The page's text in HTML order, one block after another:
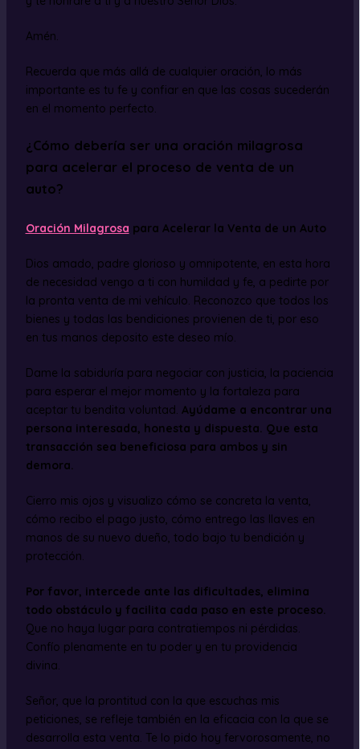
Amén.
Recuerda que más allá de cualquier oración, lo más
importante es tu fe y confiar en que las cosas sucederán
en el momento perfecto.
¿Cómo debería ser una oración milagrosa
para acelerar el proceso de venta de un
auto?
Oración Milagrosa para Acelerar la Venta de un Auto
Dios amado, padre glorioso y omnipotente, en esta hora
de necesidad vengo a ti con humildad y fe, a pedirte por
la pronta venta de mi vehículo. Reconozco que todos los
bienes y todas las bendiciones provienen de ti, por eso
en tus manos deposito este deseo mío.
Dame la sabiduría para negociar con justicia, la paciencia
para esperar el mejor momento y la fortaleza para
aceptar tu bendita voluntad. Ayúdame a encontrar una
persona interesada, honesta y dispuesta. Que esta
transacción sea beneficiosa para ambos y sin
demora.
Cierro mis ojos y visualizo cómo se concreta la venta,
cómo recibo el pago justo, cómo entrego las llaves en
manos de su nuevo dueño, todo bajo tu bendición y
protección.
Por favor, intercede ante las dificultades, elimina
todo obstáculo y facilita cada paso en este proceso.
Que no haya lugar para contratiempos ni pérdidas.
Confío plenamente en tu poder y en tu providencia
divina.
Señor, que la prontitud con la que escuchas mis
peticiones, se refleje también en la eficacia con la que se
desarrolla esta venta. Te lo pido hoy fervorosamente, no